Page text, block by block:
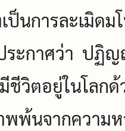
ป็นการละเมิด
ระกาศว่า ปฏิ
ชีวิตอยู่ในโลก
พพ้นจากความ